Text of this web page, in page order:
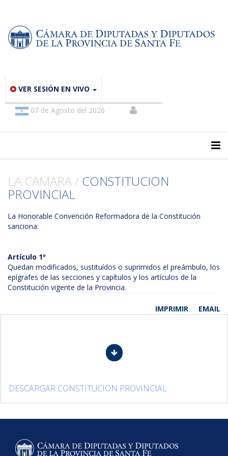
VER SESIÓN EN VIVO
07 de Agosto del 2026
LA CAMARA / CONSTITUCION
PROVINCIAL
La Honorable Convención Reformadora de la Constitución
sanciona:
Artículo 1º
Quedan modificados, sustituídos o suprimidos el preámbulo, los
epígrafes de las secciones y capítulos y los artículos de la
Constitución vigente de la Provincia.
EMAIL
IMPRIMIR
DESCARGAR CONSTITUCION PROVINCIAL